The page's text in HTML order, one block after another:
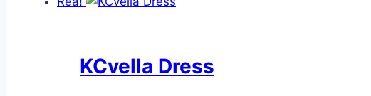
KCvella Dress